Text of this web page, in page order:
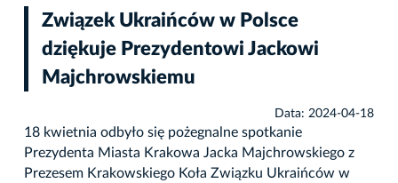
Związek Ukraińców w Polsce
dziękuje Prezydentowi Jackowi
Majchrowskiemu
Data: 2024-04-18
18 kwietnia odbyło się pożegnalne spotkanie
Prezydenta Miasta Krakowa Jacka Majchrowskiego z
Prezesem Krakowskiego Koła Związku Ukraińców w